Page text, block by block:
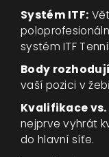
Systém ITF:
systém ITF
Body
vaší pozici v
Kvalifikace
nejprve vyhrát
do hlavní síťe.